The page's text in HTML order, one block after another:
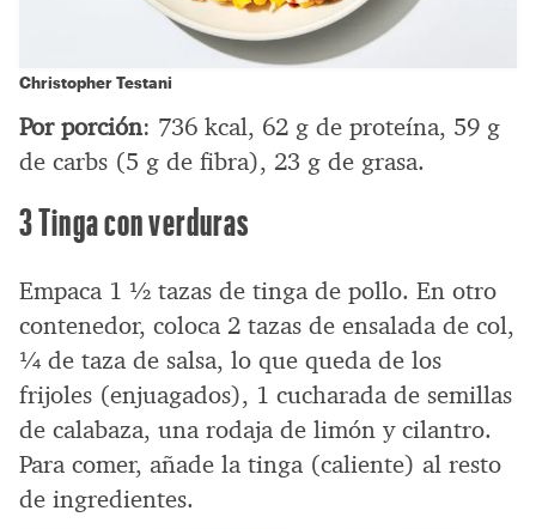
Christopher Testani
Por porción: 736 kcal, 62 g de proteína, 59 g
de carbs (5 g de fibra), 23 g de grasa.
3 Tinga con verduras
Empaca 1 ½ tazas de tinga de pollo. En otro
contenedor, coloca 2 tazas de ensalada de col,
¼ de taza de salsa, lo que queda de los
frijoles (enjuagados), 1 cucharada de semillas
de calabaza, una rodaja de limón y cilantro.
Para comer, añade la tinga (caliente) al resto
de ingredientes.